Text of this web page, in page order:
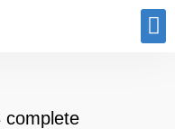
complete